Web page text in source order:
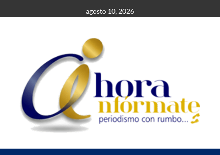
al
agosto 10, 2026